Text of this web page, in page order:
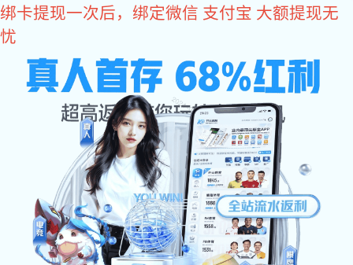
旺财28
关于旺财28
旺财28-科技赋能场景,让娱乐更有趣。 是众多国际品牌阀门、